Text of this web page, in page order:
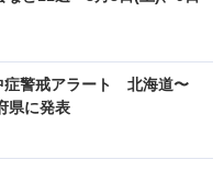
症警戒アラート 北海道〜
県に発表